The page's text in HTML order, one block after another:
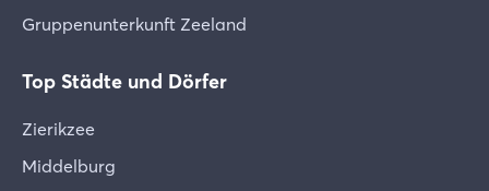
Gruppenunterkunft Zeeland
Top Städte und Dörfer
Zierikzee
Middelburg